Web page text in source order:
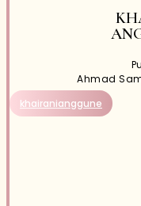
Ahmad
khairanianggune